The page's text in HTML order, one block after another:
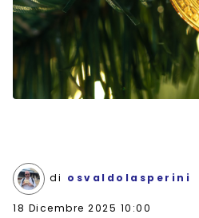
di osvaldolasperini
18 Dicembre 2025 10:00